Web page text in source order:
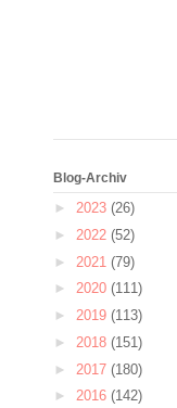
Blog-Archiv
► 2023 (26)
► 2022 (52)
► 2021 (79)
► 2020 (111)
► 2019 (113)
► 2018 (151)
► 2017 (180)
► 2016 (142)